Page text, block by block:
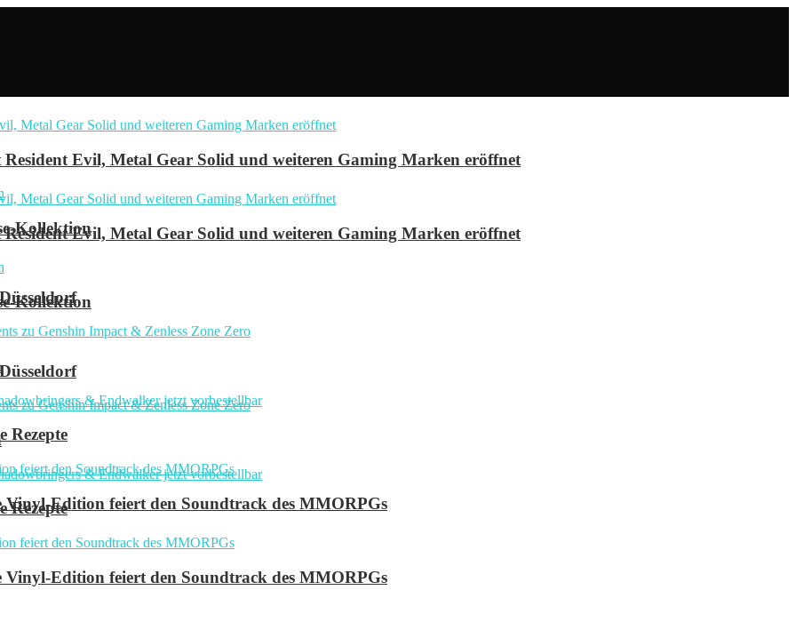
Evil, Metal Gear Solid und weiteren Gaming Marken eröffnet
Kollektion
Rezepte
Edition feiert den Soundtrack des MMORPGs
Evil, Metal Gear Solid und weiteren Gaming Marken eröffnet
Kollektion
Rezepte
Edition feiert den Soundtrack des MMORPGs